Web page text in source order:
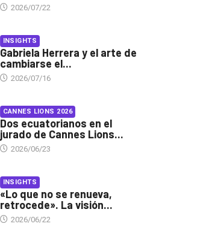
2026/07/22
INSIGHTS
Gabriela Herrera y el arte de
cambiarse el...
2026/07/16
CANNES LIONS 2026
Dos ecuatorianos en el
jurado de Cannes Lions...
2026/06/23
INSIGHTS
«Lo que no se renueva,
retrocede». La visión...
2026/06/22